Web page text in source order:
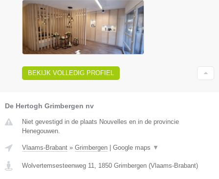
BEKIJK VOLLEDIG PROFIEL
De Hertogh Grimbergen nv
Niet gevestigd in de plaats Nouvelles en in de provincie
Henegouwen.
Vlaams-Brabant » Grimbergen Google maps ▼
Wolvertemsesteenweg 11 1850 Grimbergen (Vlaams-Brabant)